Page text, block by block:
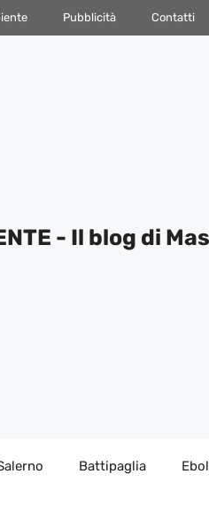
Pubblicità Contatti
- Il blog di
Battipaglia